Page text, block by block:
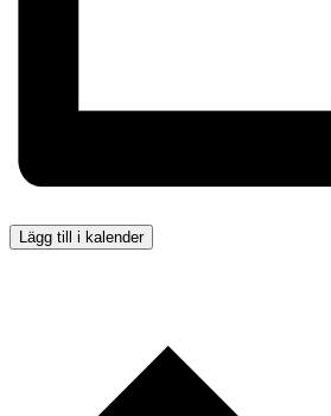
Lägg till i kalender